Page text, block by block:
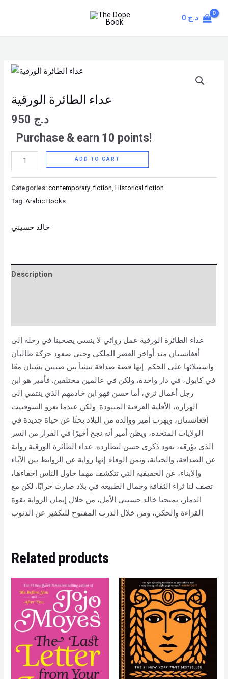
د.ج
عداء الطائرة الورقية
د.ج
Purchase & earn 10 points!
عداء
الورقية
ADD TO CART
Categories:contemporary,fiction,Historical fiction
Tag:Arabic Books
خالد حسيني
Description
عداء الطائرة الورقية عمل روائي لا ينسى يصحبنا في رحلة إلى
أفغانستان منذ أواخر العصر الملكي وحتى صعود حركة طالبان
واستيلائها على الحكم. إنها قصة صداقة تنشأ بين صبيين يشبان معًا
في كابول، في دار واحدة، ولكن في عالمين مختلفين. فأمير هو ابن
رجل أعمال ثري، أما حسن فهو ابن خادمهم الذي ينتمي إلى
الهزاره، الأقلية العرقية المنبوذة. ولكن عندما يغزو السوفييت
أفغانستان، ويهرب أمير ووالده من البلاد بحثًا عن حياة جديدة في
الولايات المتحدة، ويظن أمير أنه نجح أخيرًا في الفرار من السر
الذي يؤرقه، تعود ذكرى حسن لتطارده. عداء الطائرة الورقية رواية
عن الصداقة، والخيانة، وثمن الوفاء. إنها رواية عن الروابط بين الآباء
والأبناء، عن الحقيقية التي تتكشف مهما حاول الناس إخفاءها،
تصف لنا ثراء الثقافة وجمال الطبيعة في بلاد صارت خرابًا. لكن مع
الدمار، يمنحنا خالد حسيني الأمل، من خلال إيمان الرواية بقوة
القراءة والحكي، ومن خلال الدرب المفتوح للتكفير عن الذنوب
Related products